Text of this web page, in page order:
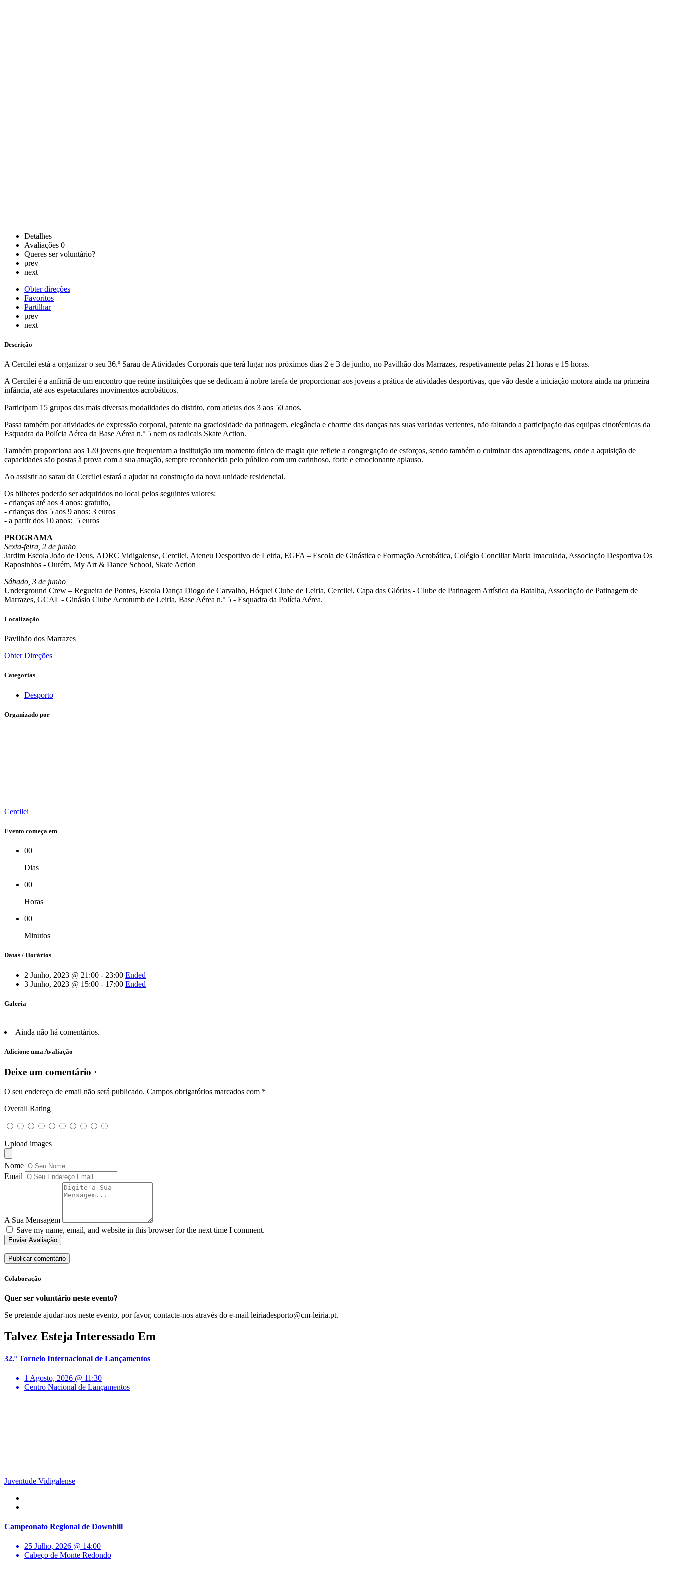
Detalhes
Avaliações 0
Queres ser voluntário?
prev
next
Obter direções
Favoritos
Partilhar
prev
next
Descrição
A Cercilei está a organizar o seu 36.º Sarau de Atividades Corporais que terá lugar nos próximos dias 2 e 3 de junho, no Pavilhão dos Marrazes, respetivamente pelas 21 horas e 15 horas.
A Cercilei é a anfitriã de um encontro que reúne instituições que se dedicam à nobre tarefa de proporcionar aos jovens a prática de atividades desportivas, que vão desde a iniciação motora ainda na primeira
infância, até aos espetaculares movimentos acrobáticos.
Participam 15 grupos das mais diversas modalidades do distrito, com atletas dos 3 aos 50 anos.
Passa também por atividades de expressão corporal, patente na graciosidade da patinagem, elegância e charme das danças nas suas variadas vertentes, não faltando a participação das equipas cinotécnicas da
Esquadra da Polícia Aérea da Base Aérea n.º 5 nem os radicais Skate Action.
Também proporciona aos 120 jovens que frequentam a instituição um momento único de magia que reflete a congregação de esforços, sendo também o culminar das aprendizagens, onde a aquisição de
capacidades são postas à prova com a sua atuação, sempre reconhecida pelo público com um carinhoso, forte e emocionante aplauso.
Ao assistir ao sarau da Cercilei estará a ajudar na construção da nova unidade residencial.
Os bilhetes poderão ser adquiridos no local pelos seguintes valores:
- crianças até aos 4 anos: gratuito,
- crianças dos 5 aos 9 anos: 3 euros
- a partir dos 10 anos: 5 euros
PROGRAMA
Sexta-feira, 2 de junho
Jardim Escola João de Deus, ADRC Vidigalense, Cercilei, Ateneu Desportivo de Leiria, EGFA – Escola de Ginástica e Formação Acrobática, Colégio Conciliar Maria Imaculada, Associação Desportiva Os
Raposinhos - Ourém, My Art & Dance School, Skate Action
Sábado, 3 de junho
Underground Crew – Regueira de Pontes, Escola Dança Diogo de Carvalho, Hóquei Clube de Leiria, Cercilei, Capa das Glórias - Clube de Patinagem Artística da Batalha, Associação de Patinagem de
Marrazes, GCAL - Ginásio Clube Acrotumb de Leiria, Base Aérea n.º 5 - Esquadra da Polícia Aérea.
Localização
Pavilhão dos Marrazes
Obter Direções
Categorias
Desporto
Organizado por
Cercilei
Evento começa em
00
Dias
00
Horas
00
Minutos
Datas / Horários
2 Junho, 2023 @ 21:00 - 23:00 Ended
3 Junho, 2023 @ 15:00 - 17:00 Ended
Galeria
Ainda não há comentários.
Adicione uma Avaliação
Deixe um comentário ·
O seu endereço de email não será publicado. Campos obrigatórios marcados com *
Overall Rating
Upload images
Nome
Email
A Sua Mensagem
Save my name, email, and website in this browser for the next time I comment.
Enviar Avaliação
Colaboração
Quer ser voluntário neste evento?
Se pretende ajudar-nos neste evento, por favor, contacte-nos através do e-mail leiriadesporto@cm-leiria.pt.
Talvez Esteja Interessado Em
32.º Torneio Internacional de Lançamentos
1 Agosto, 2026 @ 11:30
Centro Nacional de Lançamentos
Juventude Vidigalense
Campeonato Regional de Downhill
25 Julho, 2026 @ 14:00
Cabeço de Monte Redondo